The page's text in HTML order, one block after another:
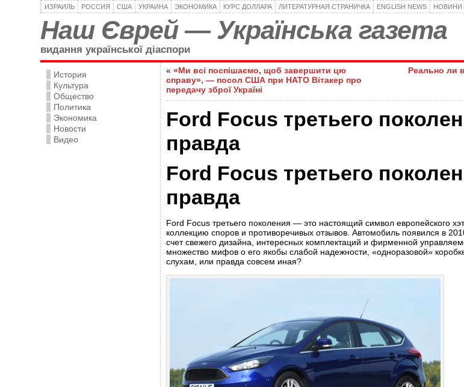
ИЗРАИЛЬ РОССИЯ США УКРАИНА ЭКОНОМИКА КУРС ДОЛЛАРА ЛИТЕРАТУРНАЯ СТРАНИЧКА ENGLISH NEWS НОВИНИ
Наш Єврей — Українська газета
видання української діаспори
История
Культура
Общество
Политика
Экономика
Новости
Видео
« «Ми всі поспішаємо, щоб завершити цю
справу», — посол США при НАТО Вітакер про
передачу зброї Україні
Реально ли
Ford Focus третьего
правда
Ford Focus третьего
правда
Ford Focus третьего поколения — это настоящий символ европейского
коллекцию споров и противоречивых отзывов. Автомобиль появился в
счет свежего дизайна, интересных комплектаций и фирменной
множество мифов о его якобы слабой надежности, «одноразовой»
слухам, или правда совсем иная?